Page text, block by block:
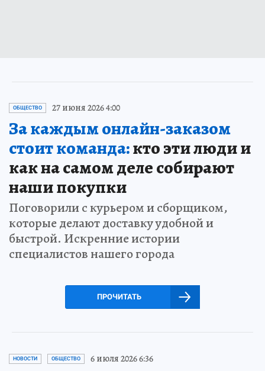
ОБЩЕСТВО 27 июня 2026 4:00
За каждым онлайн-заказом
стоит команда:кто эти люди и
как на самом деле собирают
наши покупки
Поговорили с курьером и сборщиком,
которые делают доставку удобной и
быстрой. Искренние истории
специалистов нашего города
ПРОЧИТАТЬ
НОВОСТИ ОБЩЕСТВО 6 июля 2026 6:36